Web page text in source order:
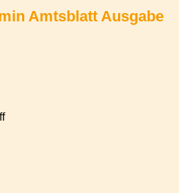
Amtsblatt Ausgabe